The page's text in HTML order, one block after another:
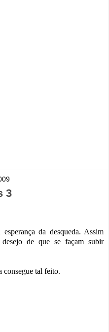
3
da desqueda. Assim
de que se façam subir
consegue tal feito.